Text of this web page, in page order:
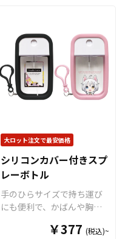
に必要な資材も取り揃えて
おりますので、お客様には
デザインをご入稿いただく
だけでオリジナル商品とし
て販売していただくことが
できます。国内生産で小ロ
談ください。
オリティPUレザーを使用。
リアルなシボ加工で高級感
ある仕上がりです。また、
内側には柔らかな起毛加工
を施していますので、収納
したグッズを優しく保護し
お客様にはデザインをご入
稿いただくだけでオリジナ
ル商品として販売していた
だくことができます。 短納
期・小ロットでの対応も可
能ですのでご不明点があり
ましたらお気軽にご相談く
大ロット注文で最安価格
シリコンカバー付きスプ
レーボトル
手のひらサイズで持ち運び
にも便利で、かばんや胸ポ
ます。また、縦置きが可能
￥377 (税込)~